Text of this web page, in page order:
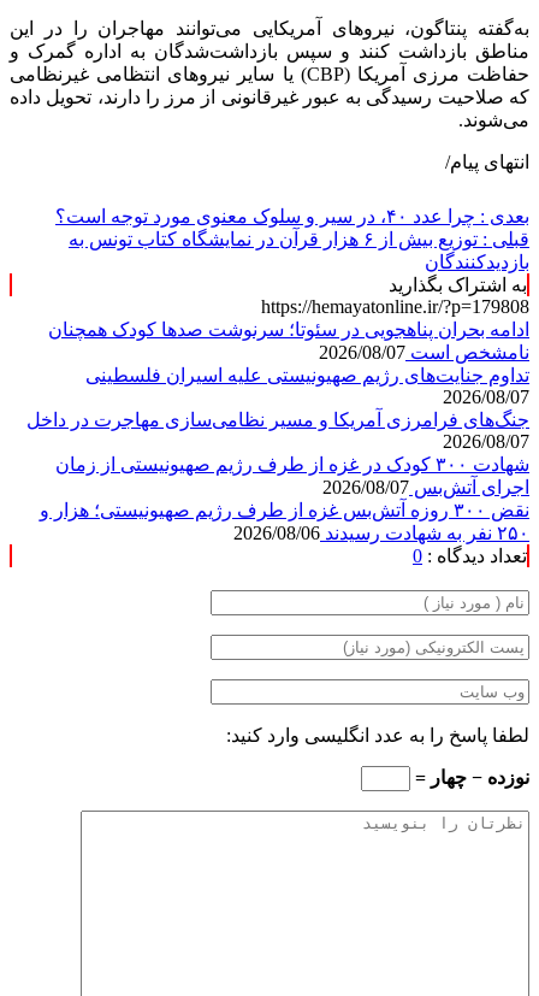
به‌گفته پنتاگون، نیرو‌های آمریکایی می‌توانند مهاجران را در این
مناطق بازداشت کنند و سپس بازداشت‌شدگان به اداره گمرک و
حفاظت مرزی آمریکا (CBP) یا سایر نیرو‌های انتظامی غیرنظامی
که صلاحیت رسیدگی به عبور غیرقانونی از مرز را دارند، تحویل داده
می‌شوند.
انتهای پیام/
بعدی : چرا عدد ۴۰، در سیر و سلوک معنوی مورد توجه است؟
قبلی :
توزیع بیش از ۶ هزار قرآن در نمایشگاه کتاب تونس به
بازدیدکنندگان
به اشتراک بگذارید
https://hemayatonline.ir/?p=179808
ادامه بحران پناهجویی در سئوتا؛ سرنوشت صدها کودک همچنان
نامشخص است 2026/08/07
تداوم جنایت‌های رژیم صهیونیستی علیه اسیران فلسطینی
2026/08/07
جنگ‌های فرامرزی آمریکا و مسیر نظامی‌سازی مهاجرت در داخل
2026/08/07
شهادت ۳۰۰ کودک در غزه از طرف رژیم صهیونیستی از زمان
اجرای آتش‌بس 2026/08/07
نقض ۳۰۰ روزه آتش‌بس غزه از طرف رژیم صهیونیستی؛ هزار و
۲۵۰ نفر به شهادت رسیدند
2026/08/06
تعداد دیدگاه : 0
لطفا پاسخ را به عدد انگلیسی وارد کنید:
نوزده − چهار =